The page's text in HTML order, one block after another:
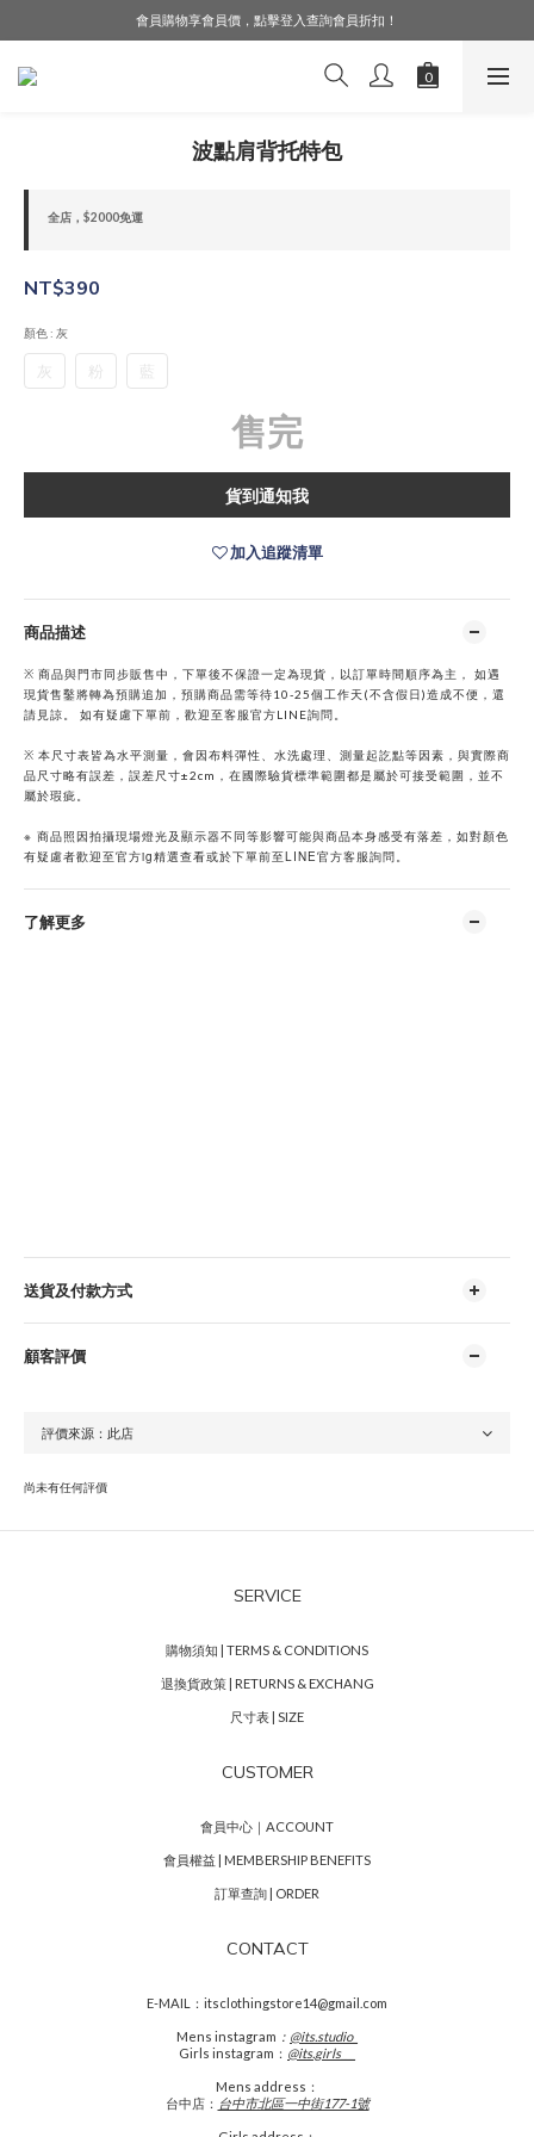
LINE好友募集中，加入就送購物金$50！
會員購物享會員價，點擊登入查詢會員折扣！
LINE好友募集中，加入就送購物金$50！
波點肩背托特包
全店，$2000免運
NT$390
顏色 : 灰
灰 粉
售完
貨到通知我
加入追蹤清單
商品描述
※ 商品與門市同步販售中，下單後不保證一定為現貨，以訂單時間順序為主， 如遇
現貨售鑿將轉為預購追加，預購商品需等待10-25個工作天(不含假日)造成不便，還
請見諒。 如有疑慮下單前，歡迎至客服官方LINE詢問。
※ 本尺寸表皆為水平測量，會因布料彈性、水洗處理、測量起訖點等因素，與實際商
品尺寸略有誤差，誤差尺寸±2cm，在國際驗貨標準範圍都是屬於可接受範圍，並不
屬於瑕疵。
※ 商品照因拍攝現場燈光及顯示器不同等影響可能與商品本身感受有落差，如對顏色
有疑慮者歡迎至官方ig精選查看或於下單前至LINE官方客服詢問。
了解更多
送貨及付款方式
顧客評價
尚未有任何評價
SERVICE
購物須知 | TERMS & CONDITIONS
退換貨政策 | RETURNS & EXCHANG
尺寸表 | SIZE
CUSTOMER
會員中心｜ACCOUNT
會員權益 | MEMBERSHIP BENEFITS
訂單查詢 | ORDER
CONTACT
E-MAIL：itsclothingstore14@gmail.com
Mens instagram ： @its.studio_
Girls instagram： @its.girls___
Mens address：
台中店： 台中市北區一中街177-1號